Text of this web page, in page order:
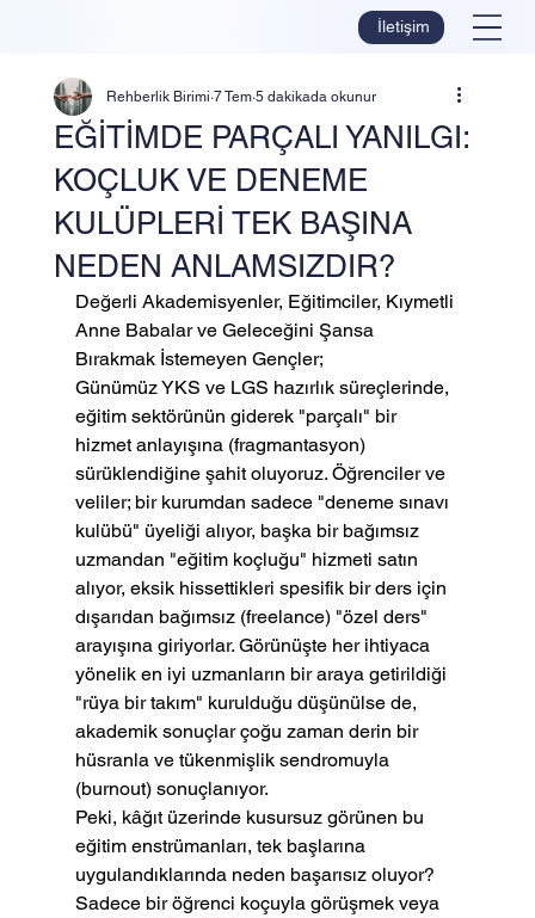
İletişim
EĞİTİMDE PARÇALI YANILGI:
KOÇLUK VE DENEME
KULÜPLERİ TEK BAŞINA
NEDEN ANLAMSIZDIR?
Rehberlik Birimi 7 Tem 5 dakikada okunur
Değerli Akademisyenler, Eğitimciler, Kıymetli
Anne Babalar ve Geleceğini Şansa
Bırakmak İstemeyen Gençler;
Günümüz YKS ve LGS hazırlık süreçlerinde,
eğitim sektörünün giderek "parçalı" bir
hizmet anlayışına (fragmantasyon)
sürüklendiğine şahit oluyoruz. Öğrenciler ve
veliler; bir kurumdan sadece "deneme sınavı
kulübü" üyeliği alıyor, başka bir bağımsız
uzmandan "eğitim koçluğu" hizmeti satın
alıyor, eksik hissettikleri spesifik bir ders için
dışarıdan bağımsız (freelance) "özel ders"
arayışına giriyorlar. Görünüşte her ihtiyaca
yönelik en iyi uzmanların bir araya getirildiği
"rüya bir takım" kurulduğu düşünülse de,
akademik sonuçlar çoğu zaman derin bir
hüsranla ve tükenmişlik sendromuyla
(burnout) sonuçlanıyor.
Peki, kâğıt üzerinde kusursuz görünen bu
eğitim enstrümanları, tek başlarına
uygulandıklarında neden başarısız oluyor?
Sadece bir öğrenci koçuyla görüşmek veya